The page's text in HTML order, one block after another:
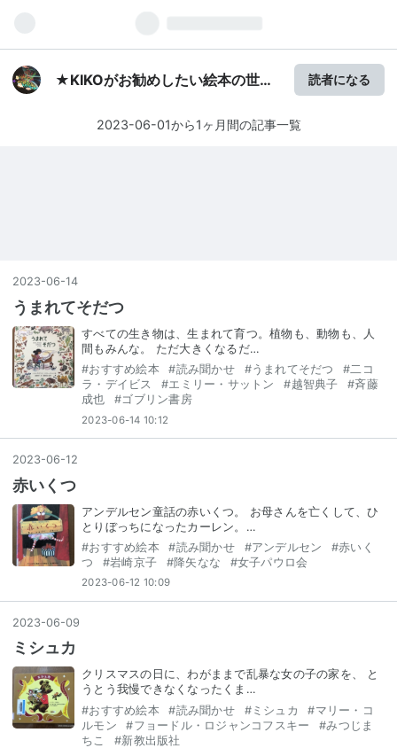
★KIKOがお勧めしたい絵本の世界
読者になる
2023-06-01から1ヶ月間の記事一覧
2023-06-14
うまれてそだつ
すべての生き物は、生まれて育つ。植物も、動物も、人
間もみんな。 ただ大きくなるだ…
#おすすめ絵本 #読み聞かせ #うまれてそだつ #二コ
ラ・デイビス
#エミリー・サットン #越智典子 #斉藤
成也
#ゴブリン書房
2023-06-14 10:12
2023-06-12
赤いくつ
アンデルセン童話の赤いくつ。 お母さんを亡くして、ひ
とりぼっちになったカーレン。…
#おすすめ絵本 #読み聞かせ #アンデルセン #赤いく
つ
#岩崎京子 #降矢なな #女子パウロ会
2023-06-12 10:09
2023-06-09
ミシュカ
クリスマスの日に、わがままで乱暴な女の子の家を、 と
うとう我慢できなくなったくま…
#おすすめ絵本 #読み聞かせ #ミシュカ #マリー・コ
ルモン
#フョードル・ロジャンコフスキー #みつじま
ちこ
#新教出版社